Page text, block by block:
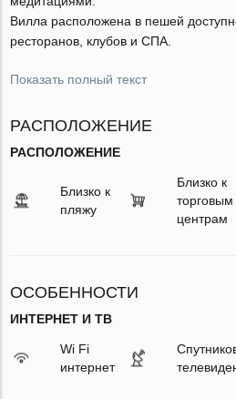
Вилла расположена в пешей
ресторанов, клубов и СПА.
Показать полный текст
РАСПОЛОЖЕНИЕ
РАСПОЛОЖЕНИЕ
Близко к
пляжу
Близко к
торговым
центрам
ОСОБЕННОСТИ
ИНТЕРНЕТ И ТВ
Wi Fi
интернет